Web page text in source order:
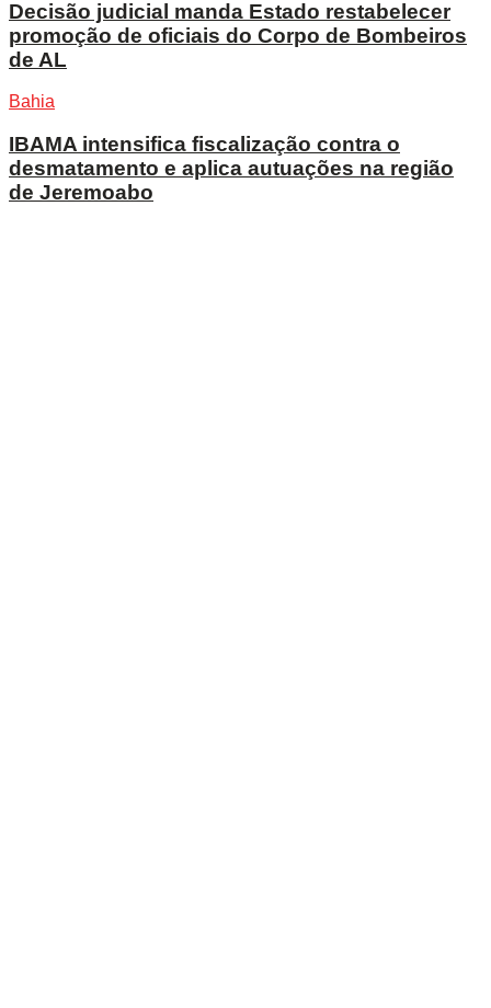
Decisão judicial manda Estado restabelecer
promoção de oficiais do Corpo de Bombeiros
de AL
Bahia
IBAMA intensifica fiscalização contra o
desmatamento e aplica autuações na região
de Jeremoabo